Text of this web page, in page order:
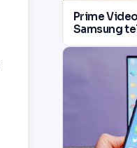
Prime
Samsung